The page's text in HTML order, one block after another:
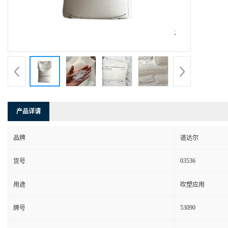
产品详请
品牌 道达尔
货号 03536
用途 吹塑应用
牌号 53090